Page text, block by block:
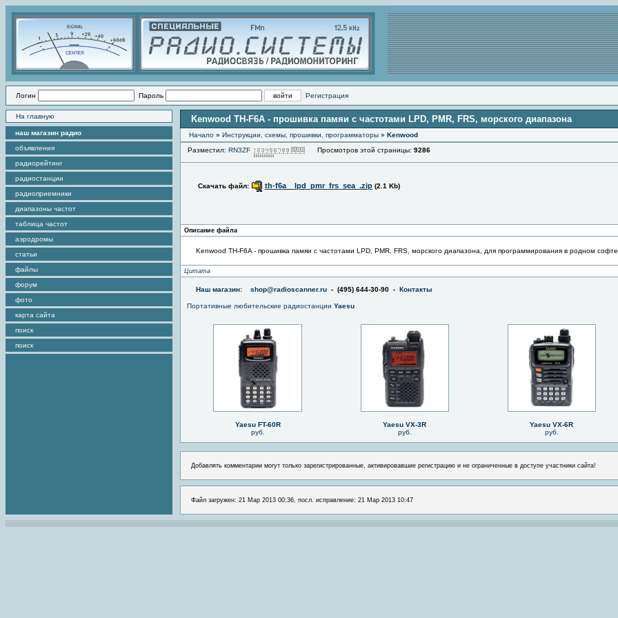
Логин Пароль Регистрация
На главную
наш магазин радио
объявления
радиорейтинг
радиостанции
радиоприемники
диапазоны частот
таблица частот
аэродромы
статьи
файлы
форум
фото
карта сайта
поиск
поиск
Kenwood TH-F6A - прошивка памяи с частотами LPD, PMR, FRS, морского диапазона
Начало » Инструкции, схемы, прошивки, программаторы » Kenwood
Разместил: RN3ZF Просмотров этой страницы: 9286
Скачать файл: th-f6a__lpd_pmr_frs_sea_.zip (2.1 Kb)
Описание файла
Kenwood TH-F6A - прошивка памяи с частотами LPD, PMR, FRS, морского диапазона, для программирования в родном
Цитата
Наш магазин: shop@radioscanner.ru - (495) 644-30-90 - Контакты
Портативные любительские радиостанции Yaesu
Yaesu FT-60R
руб.
Yaesu VX-3R
руб.
Yaesu VX-6R
руб.
Добавлять комментарии могут только зарегистрированные, активировавшие регистрацию и не ограниченные в доступе участники сайта!
Файл загружен: 21 Мар 2013 00:36, посл. исправление: 21 Мар 2013 10:47